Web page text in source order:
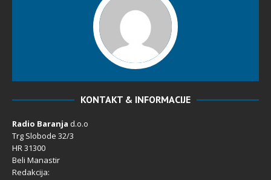
KONTAKT & INFORMACIJE
Radio Baranja d.o.o
Trg Slobode 32/3
HR 31300
Beli Manastir
Redakcija: